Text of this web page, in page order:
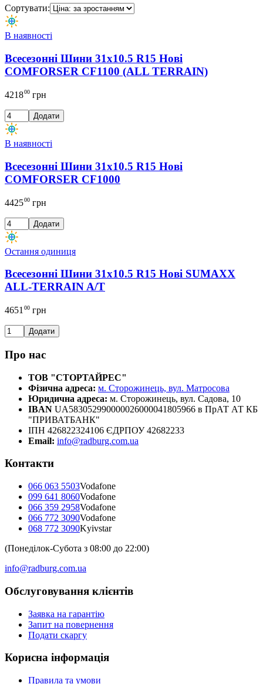
Сортувати:
В наявності
Всесезонні Шини 31x10.5 R15 Нові
COMFORSER CF1100 (ALL TERRAIN)
421800 грн
Додати
В наявності
Всесезонні Шини 31x10.5 R15 Нові
COMFORSER CF1000
442500 грн
Додати
Остання одиниця
Всесезонні Шини 31x10.5 R15 Нові SUMAXX
ALL-TERRAIN A/T
4651 00 грн
Додати
Про нас
ТОВ "СТОРТАЙРЕС"
Фізична адреса: м. Сторожинець, вул. Матросова
Юридична адреса: м. Сторожинець, вул. Садова, 10
IBAN UA583052990000026000041805966 в ПрАТ АТ КБ
"ПРИВАТБАНК"
ІПН 426822324106 ЄДРПОУ 42682233
Email: info@radburg.com.ua
Контакти
066 063 5503Vodafone
099 641 8060Vodafone
066 359 2958Vodafone
066 772 3090Vodafone
068 772 3090Kyivstar
(Понеділок-Субота з 08:00 до 22:00)
info@radburg.com.ua
Обслуговування клієнтів
Заявка на гарантію
Запит на повернення
Подати скаргу
Корисна інформація
Правила та умови